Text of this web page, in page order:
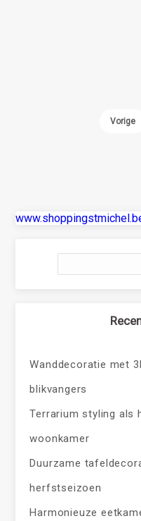
Vorige
Wanddecoratie met
blikvangers
Terrarium styling als
woonkamer
Duurzame
herfstseizoen
Harmonieuze